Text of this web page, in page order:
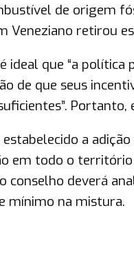
de origem
Veneziano retirou
que “a política
de que seus
a
em todo o
conselho deverá
mínimo na mistura.